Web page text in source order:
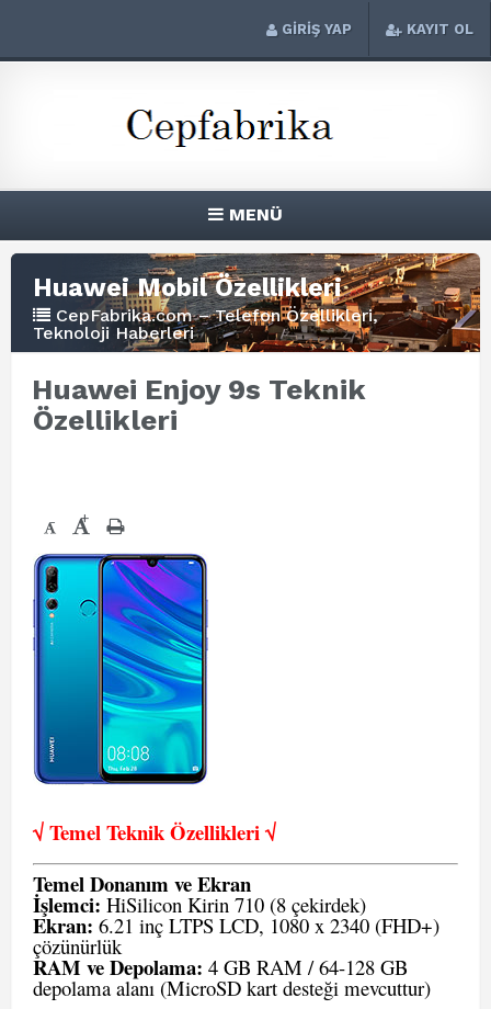
GİRİŞ YAP KAYIT OL
MENÜ
Huawei Mobil Özellikleri
CepFabrika.com – Telefon Özellikleri,
Teknoloji Haberleri
Huawei Enjoy 9s Teknik
Özellikleri
- +
√ Temel Teknik Özellikleri √
Temel Donanım ve Ekran
İşlemci: HiSilicon Kirin 710 (8 çekirdek)
Ekran: 6.21 inç LTPS LCD, 1080 x 2340 (FHD+)
çözünürlük
RAM ve Depolama: 4 GB RAM / 64-128 GB
depolama alanı (MicroSD kart desteği mevcuttur)